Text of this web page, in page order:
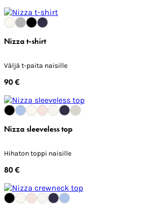
Nizza t-shirt
Väljä t-paita naisille
90 €
Nizza sleeveless top
Hihaton toppi naisille
80 €